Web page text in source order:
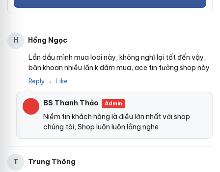
H
Hồng Ngọc
Lần dầu mình mua loai này, không nghĩ lại tốt đến vậy,
băn khoan nhiều lần k dám mua, ace tin tưởng shop này
Reply ● Like
BS Thanh Thảo Admin
Niềm tin khách hàng là điều lớn nhất với shop
chúng tôi, Shop luôn luôn lắng nghe
T
Trung Thông